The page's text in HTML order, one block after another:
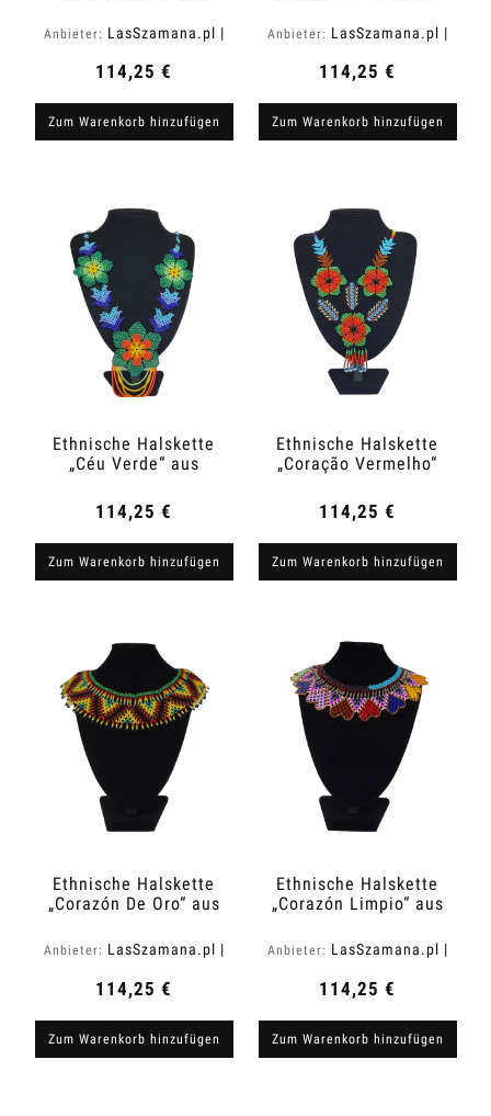
Anbieter: LasSzamana.pl |
114,25 €
Zum Warenkorb hinzufügen
Anbieter: LasSzamana.pl |
114,25 €
Zum Warenkorb hinzufügen
Ethnische Halskette
„Céu Verde“ aus
114,25 €
Zum Warenkorb hinzufügen
Ethnische Halskette
„Coração Vermelho“
114,25 €
Zum Warenkorb hinzufügen
Ethnische Halskette
„Corazón De Oro“ aus
Anbieter: LasSzamana.pl |
114,25 €
Zum Warenkorb hinzufügen
Ethnische Halskette
„Corazón Limpio“ aus
Anbieter: LasSzamana.pl |
114,25 €
Zum Warenkorb hinzufügen